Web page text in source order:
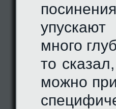
много
то
можно